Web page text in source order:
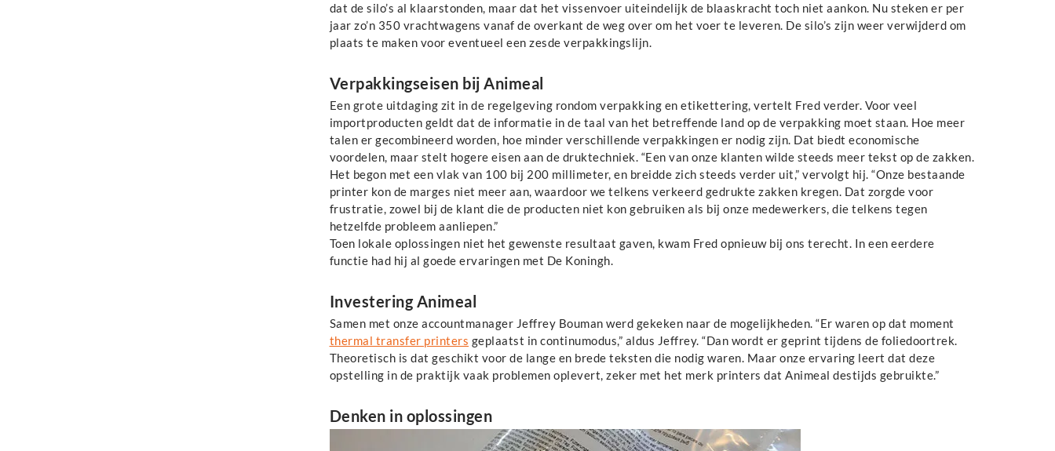
dat de silo’s al klaarstonden, maar dat het vissenvoer uiteindelijk de blaaskracht toch niet aankon. Nu steken er per
jaar zo’n 350 vrachtwagens vanaf de overkant de weg over om het voer te leveren. De silo’s zijn weer verwijderd om
plaats te maken voor eventueel een zesde verpakkingslijn.
Verpakkingseisen bij Animeal
Een grote uitdaging zit in de regelgeving rondom verpakking en etikettering, vertelt Fred verder. Voor veel
importproducten geldt dat de informatie in de taal van het betreffende land op de verpakking moet staan. Hoe meer
talen er gecombineerd worden, hoe minder verschillende verpakkingen er nodig zijn. Dat biedt economische
voordelen, maar stelt hogere eisen aan de druktechniek. “Een van onze klanten wilde steeds meer tekst op de zakken.
Het begon met een vlak van 100 bij 200 millimeter, en breidde zich steeds verder uit,” vervolgt hij. “Onze bestaande
printer kon de marges niet meer aan, waardoor we telkens verkeerd gedrukte zakken kregen. Dat zorgde voor
frustratie, zowel bij de klant die de producten niet kon gebruiken als bij onze medewerkers, die telkens tegen
hetzelfde probleem aanliepen.”
​Toen lokale oplossingen niet het gewenste resultaat gaven, kwam Fred opnieuw bij ons terecht. In een eerdere
functie had hij al goede ervaringen met De Koningh.
Investering Animeal
​Samen met onze accountmanager Jeffrey Bouman werd gekeken naar de mogelijkheden. “Er waren op dat moment
thermal transfer printers geplaatst in continumodus,” aldus Jeffrey. “Dan wordt er geprint tijdens de foliedoortrek.
Theoretisch is dat geschikt voor de lange en brede teksten die nodig waren. Maar onze ervaring leert dat deze
opstelling in de praktijk vaak problemen oplevert, zeker met het merk printers dat Animeal destijds gebruikte.”
Denken in oplossingen